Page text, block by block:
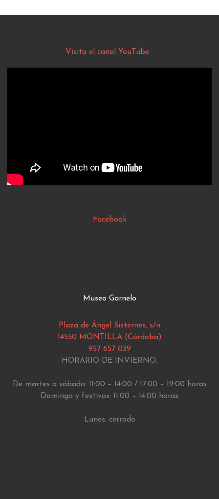
Visita el canal YouTube
Facebook
Museo Garnelo
Plaza de Ángel Sisternes, s/n
14550 MONTILLA (Córdoba)
957 657 039
HORARIO DE INVIERNO:
De martes a sábado: 11:00 – 14:00 / 17:00 – 19:00 horas
Domingo y festivos: 11:00 – 14:00 horas
Lunes: cerrado